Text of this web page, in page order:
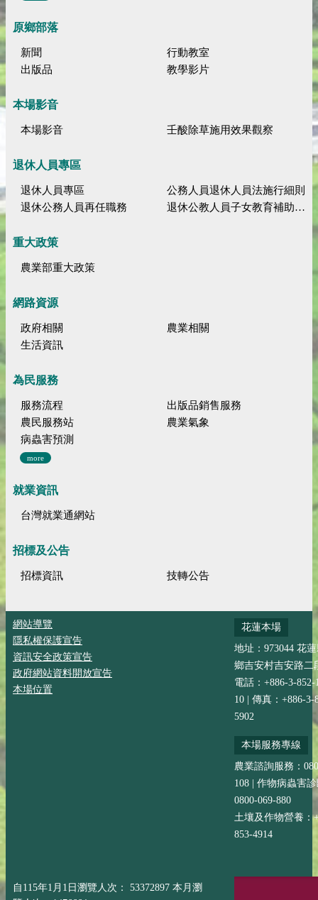
原鄉部落
新聞
行動教室
出版品
教學影片
本場影音
本場影音 壬酸除草施用效果觀察
退休人員專區
退休人員專區
公務人員退休人員法施行細則
退休公務人員再任職務
退休公教人員子女教育補助規定
重大政策
農業部重大政策
網路資源
政府相關
農業相關
生活資訊
為民服務
服務流程
出版品銷售服務
農民服務站
農業氣象
病蟲害預測
more
就業資訊
台灣就業通網站
招標及公告
招標資訊 技轉公告
網站導覽
隱私權保護宣告
資訊安全政策宣告
政府網站資料開放宣告
本場位置
花蓮本場
地址：973044 花
鄉吉安村吉安路二
電話：+886-3-852-
10 | 傳真：+886-3-
5902
本場服務專線
農業諮詢服務：
108 | 作物病蟲害
0800-069-880
土壤及作物營養：
853-4914
自115年1月1日瀏覽人次： 53372897 本月瀏